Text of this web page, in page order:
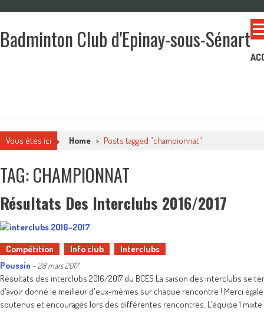
content
Badminton Club d'Epinay-sous-Sénart
Vous êtes ici Home > Posts tagged "championnat"
TAG: CHAMPIONNAT
Résultats Des Interclubs 2016/2017
Compétition Info club
Interclubs
Poussin - 28 mars 2017
Résultats des interclubs 2016/2017 du BCES La saison des interclubs se
d'avoir donné le meilleur d'eux-mêmes sur chaque rencontre ! Merci
soutenus et encouragés lors des différentes rencontres. L’équipe 1 mixte